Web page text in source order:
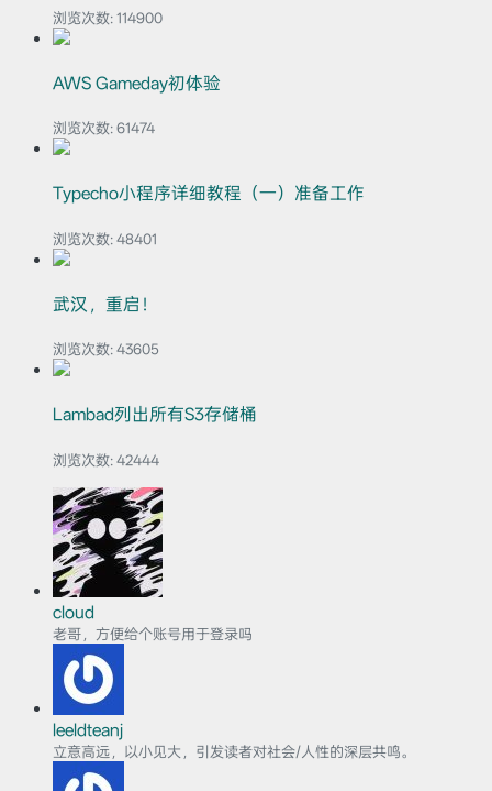
浏览次数: 114900
AWS Gameday初体验
浏览次数: 61474
Typecho小程序详细教程（一）准备工作
浏览次数: 48401
武汉，重启！
浏览次数: 43605
Lambad列出所有S3存储桶
浏览次数: 42444
cloud
老哥，方便给个账号用于登录吗
leeldteanj
立意高远，以小见大，引发读者对社会/人性的深层共鸣。